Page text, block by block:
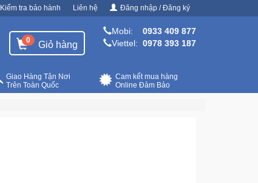
Kiểm tra bảo hành Liên hệ Đăng nhập / Đăng ký
0 Giỏ hàng
Mobi:
0933 409 877
Viettel: 0978 393 187
Cam kết mua hàng
Online Đảm Bảo
Giao Hàng Tận Nơi
Trên Toàn Quốc